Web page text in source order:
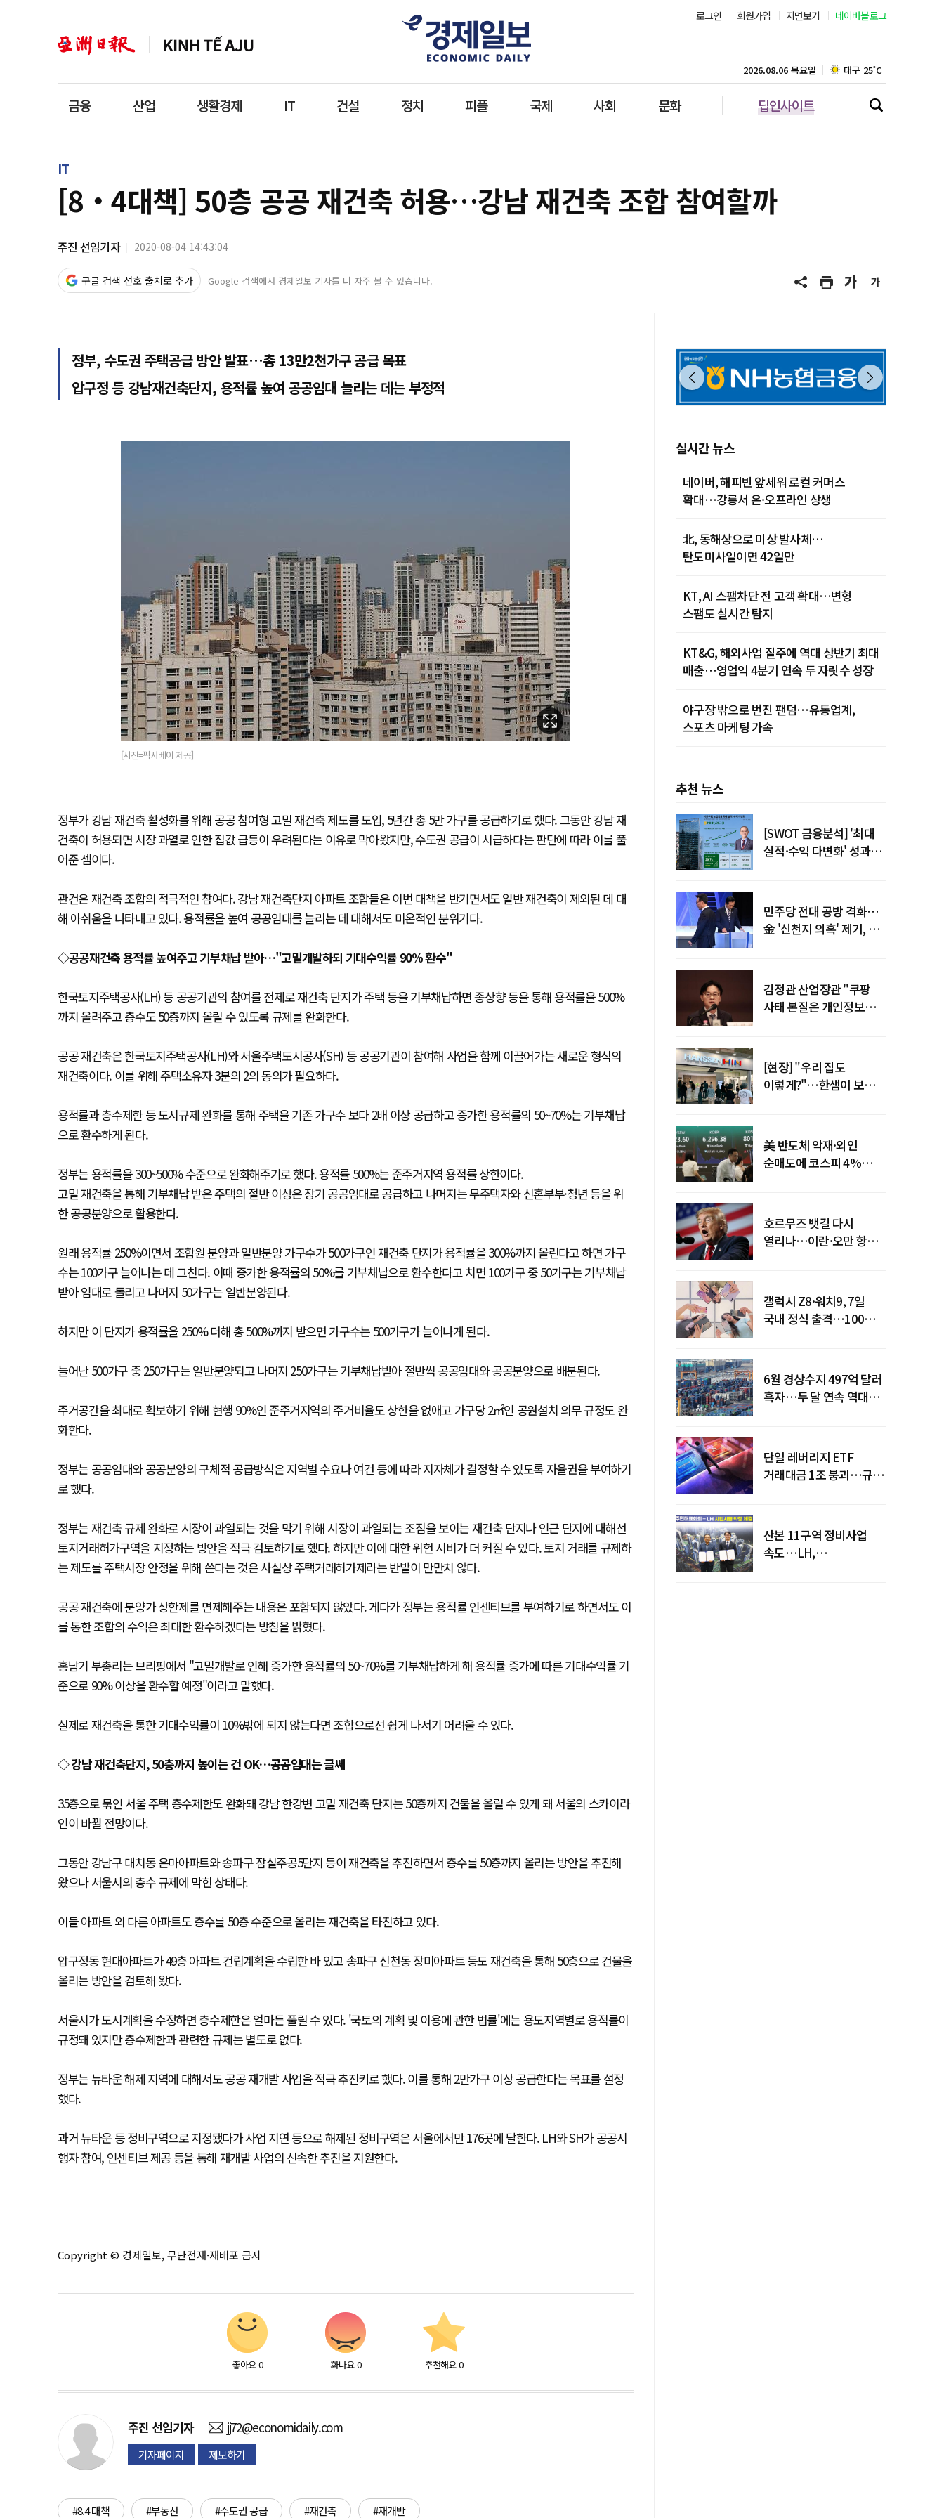
로그인 회원가입 지면보기 네이버블로그
금융 산업 생활경제 IT 건설 정치 피플 국제 사회 문화 딥인사이트
2026.08.06 목요일 대구 25˚C
인천 28˚C
제주 28˚C
IT
[8‧4대책] 50층 공공 재건축 허용…강남 재건축 조합 참여할까
주진 선임기자 2020-08-04 14:43:04
구글 검색 선호 출처로 추가 Google 검색에서 경제일보 기사를 더 자주 볼 수 있습니다.
정부, 수도권 주택공급 방안 발표…총 13만2천가구 공급 목표
압구정 등 강남재건축단지, 용적률 높여 공공임대 늘리는 데는 부정적
[사진=픽사베이 제공]
정부가 강남 재건축 활성화를 위해 공공 참여형 고밀 재건축 제도를 도입, 5년간 총 5만 가구를 공급하기로 했다. 그동안 강남 재
건축이 허용되면 시장 과열로 인한 집값 급등이 우려된다는 이유로 막아왔지만, 수도권 공급이 시급하다는 판단에 따라 이를 풀
어준 셈이다.
관건은 재건축 조합의 적극적인 참여다. 강남 재건축단지 아파트 조합들은 이번 대책을 반기면서도 일반 재건축이 제외된 데 대
해 아쉬움을 나타내고 있다. 용적률을 높여 공공임대를 늘리는 데 대해서도 미온적인 분위기다.
◇공공재건축 용적률 높여주고 기부채납 받아…"고밀개발하되 기대수익률 90% 환수"
한국토지주택공사(LH) 등 공공기관의 참여를 전제로 재건축 단지가 주택 등을 기부채납하면 종상향 등을 통해 용적률을 500%
까지 올려주고 층수도 50층까지 올릴 수 있도록 규제를 완화한다.
공공 재건축은 한국토지주택공사(LH)와 서울주택도시공사(SH) 등 공공기관이 참여해 사업을 함께 이끌어가는 새로운 형식의
재건축이다. 이를 위해 주택소유자 3분의 2의 동의가 필요하다.
용적률과 층수제한 등 도시규제 완화를 통해 주택을 기존 가구수 보다 2배 이상 공급하고 증가한 용적률의 50~70%는 기부채납
으로 환수하게 된다.
정부는 용적률을 300~500% 수준으로 완화해주기로 했다. 용적률 500%는 준주거지역 용적률 상한이다.
고밀 재건축을 통해 기부채납 받은 주택의 절반 이상은 장기 공공임대로 공급하고 나머지는 무주택자와 신혼부부·청년 등을 위
한 공공분양으로 활용한다.
원래 용적률 250%이면서 조합원 분양과 일반분양 가구수가 500가구인 재건축 단지가 용적률을 300%까지 올린다고 하면 가구
수는 100가구 늘어나는 데 그친다. 이때 증가한 용적률의 50%를 기부채납으로 환수한다고 치면 100가구 중 50가구는 기부채납
받아 임대로 돌리고 나머지 50가구는 일반분양된다.
하지만 이 단지가 용적률을 250% 더해 총 500%까지 받으면 가구수는 500가구가 늘어나게 된다.
늘어난 500가구 중 250가구는 일반분양되고 나머지 250가구는 기부채납받아 절반씩 공공임대와 공공분양으로 배분된다.
주거공간을 최대로 확보하기 위해 현행 90%인 준주거지역의 주거비율도 상한을 없애고 가구당 2㎡인 공원설치 의무 규정도 완
화한다.
정부는 공공임대와 공공분양의 구체적 공급방식은 지역별 수요나 여건 등에 따라 지자체가 결정할 수 있도록 자율권을 부여하기
로 했다.
정부는 재건축 규제 완화로 시장이 과열되는 것을 막기 위해 시장이 과열되는 조짐을 보이는 재건축 단지나 인근 단지에 대해선
토지거래허가구역을 지정하는 방안을 적극 검토하기로 했다. 하지만 이에 대한 위헌 시비가 더 커질 수 있다. 토지 거래를 규제하
는 제도를 주택시장 안정을 위해 쓴다는 것은 사실상 주택거래허가제라는 반발이 만만치 않다.
공공 재건축에 분양가 상한제를 면제해주는 내용은 포함되지 않았다. 게다가 정부는 용적률 인센티브를 부여하기로 하면서도 이
를 통한 조합의 수익은 최대한 환수하겠다는 방침을 밝혔다.
홍남기 부총리는 브리핑에서 "고밀개발로 인해 증가한 용적률의 50~70%를 기부채납하게 해 용적률 증가에 따른 기대수익률 기
준으로 90% 이상을 환수할 예정"이라고 말했다.
실제로 재건축을 통한 기대수익률이 10%밖에 되지 않는다면 조합으로선 쉽게 나서기 어려울 수 있다.
◇ 강남 재건축단지, 50층까지 높이는 건 OK…공공임대는 글쎄
35층으로 묶인 서울 주택 층수제한도 완화돼 강남 한강변 고밀 재건축 단지는 50층까지 건물을 올릴 수 있게 돼 서울의 스카이라
인이 바뀔 전망이다.
​그동안 강남구 대치동 은마아파트와 송파구 잠실주공5단지 등이 재건축을 추진하면서 층수를 50층까지 올리는 방안을 추진해
왔으나 서울시의 층수 규제에 막힌 상태다.
이들 아파트 외 다른 아파트도 층수를 50층 수준으로 올리는 재건축을 타진하고 있다.
압구정동 현대아파트가 49층 아파트 건립계획을 수립한 바 있고 송파구 신천동 장미아파트 등도 재건축을 통해 50층으로 건물을
올리는 방안을 검토해 왔다.
서울시가 도시계획을 수정하면 층수제한은 얼마든 풀릴 수 있다. '국토의 계획 및 이용에 관한 법률'에는 용도지역별로 용적률이
규정돼 있지만 층수제한과 관련한 규제는 별도로 없다.
정부는 뉴타운 해제 지역에 대해서도 공공 재개발 사업을 적극 추진키로 했다. 이를 통해 2만가구 이상 공급한다는 목표를 설정
했다.
과거 뉴타운 등 정비구역으로 지정됐다가 사업 지연 등으로 해제된 정비구역은 서울에서만 176곳에 달한다. LH와 SH가 공공시
행자 참여, 인센티브 제공 등을 통해 재개발 사업의 신속한 추진을 지원한다.
Copyright © 경제일보, 무단전재·재배포 금지
좋아요 0 화나요 0 추천해요 0
주진 선임기자 jj72@economidaily.com
기자페이지 제보하기
#8.4 대책 #부동산 #수도권 공급 #재건축 #재개발
실시간 뉴스
네이버, 해피빈 앞세워 로컬 커머스
확대…강릉서 온·오프라인 상생
北, 동해상으로 미상 발사체…
탄도미사일이면 42일만
KT, AI 스팸차단 전 고객 확대…변형
스팸도 실시간 탐지
KT&G, 해외사업 질주에 역대 상반기 최대
매출…영업익 4분기 연속 두 자릿수 성장
야구장 밖으로 번진 팬덤…유통업계,
스포츠 마케팅 가속
추천 뉴스
[SWOT 금융분석] '최대
실적·수익 다변화' 성과…
민주당 전대 공방 격화…
金 '신천지 의혹' 제기, 鄭
김정관 산업장관 "쿠팡
사태 본질은 개인정보
[현장] "우리 집도
이렇게?"…한샘이 보여준
美 반도체 악재·외인
순매도에 코스피 4%
호르무즈 뱃길 다시
열리나…이란·오만 항로
갤럭시 Z8·워치9, 7일
국내 정식 출격…100개국
6월 경상수지 497억 달러
흑자…두 달 연속 역대
단일 레버리지 ETF
거래대금 1조 붕괴…규제
산본 11구역 정비사업
속도…LH,